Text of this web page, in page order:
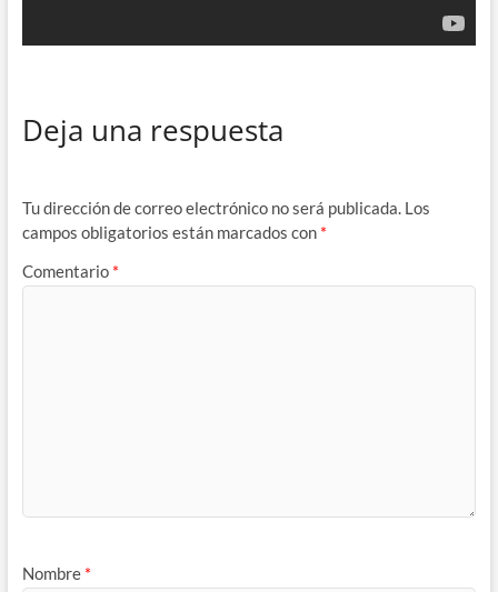
Deja una respuesta
Tu dirección de correo electrónico no será publicada. Los
campos obligatorios están marcados con *
Comentario *
Nombre *